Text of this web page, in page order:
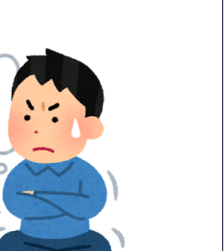
残された若者たちの言葉
ついに実店舗をオープン！！
・ウエスト51cmのスレンダー美
ートこれで行っていー？」ﾊﾟｼｬ
まい絶望する・・・「アカン、キ
新が1週間途絶え、様々な憶測が
一人称が「ボキ」ではなく「俺」と
憶測が広がる
た「VAIO」家電量販店のノジマに